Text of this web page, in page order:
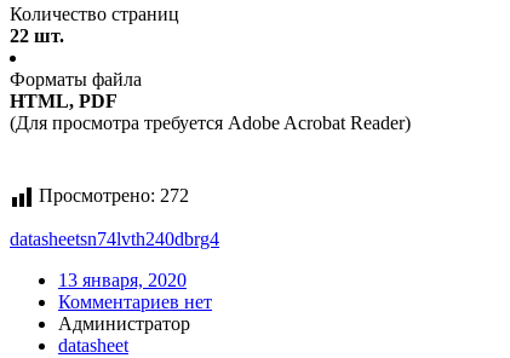
Количество страниц
22 шт.
Форматы файла
HTML, PDF
(Для просмотра требуется Adobe Acrobat Reader)
Просмотрено: 272
datasheetsn74lvth240dbrg4
13 января, 2020
Комментариев нет
Администратор
datasheet